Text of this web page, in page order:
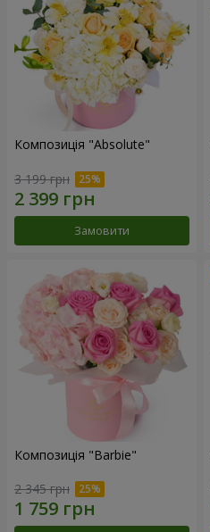
Композиція "Absolute"
3 199 грн
Замовити
Композиція "Barbie"
2 345 грн